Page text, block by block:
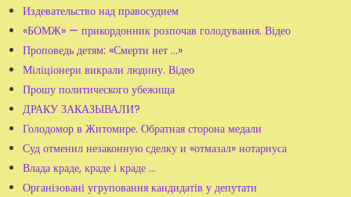
Издевательство над правосудием
«БОМЖ» — прикордонник розпочав голодування. Відео
Проповедь детям: «Смерти нет ...»
Міліціонери викрали людину. Відео
Прошу политического убежища
ДРАКУ ЗАКАЗЫВАЛИ?
Голодомор в Житомире. Обратная сторона медали
Суд отменил незаконную сделку и «отмазал» нотариуса
Влада краде, краде і краде ...
Організовані угруповання кандидатів у депутати